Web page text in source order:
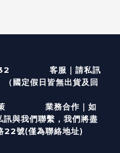
客服 ｜ 請私訊
定假日皆無出貨及回
業務合作｜如
訊與我們聯繫，我們將盡
22號(僅為聯絡地址)